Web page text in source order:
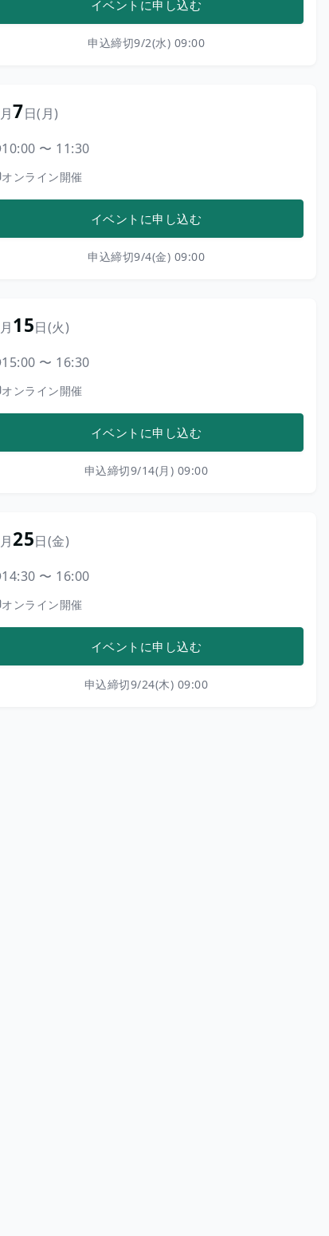
イベントに申し込む
申込締切9/2(水) 09:00
月7日(月)
10:00 〜 11:30
オンライン開催
イベントに申し込む
申込締切9/4(金) 09:00
月15日(火)
15:00 〜 16:30
オンライン開催
イベントに申し込む
申込締切9/14(月) 09:00
月25日(金)
14:30 〜 16:00
オンライン開催
イベントに申し込む
申込締切9/24(木) 09:00